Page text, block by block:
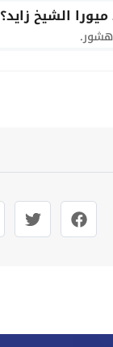
الشيخ زايد؟